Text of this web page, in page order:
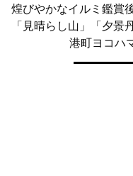
煌びやかなイルミ鑑賞
「見晴らし山」「夕
港町ヨコハ